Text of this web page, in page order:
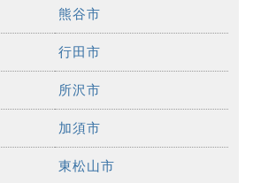
熊谷市
行田市
所沢市
加須市
東松山市